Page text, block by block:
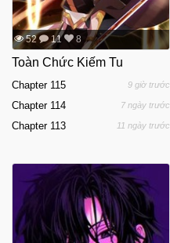
52 11 8
Toàn Chức Kiếm Tu
Chapter 115 9 giờ trước
Chapter 114 7 ngày trước
Chapter 113 11 ngày trước